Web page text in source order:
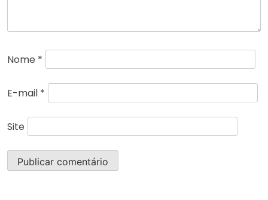
Nome *
E-mail *
Site